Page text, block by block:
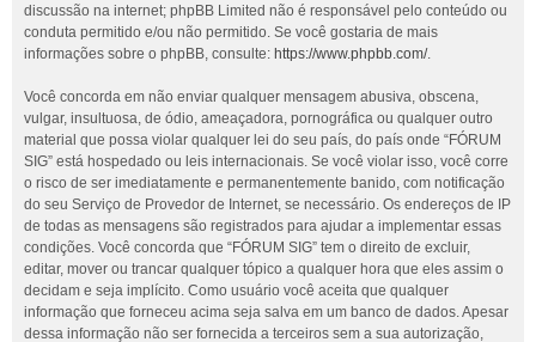
discussão na internet; phpBB Limited não é responsável pelo conteúdo ou
conduta permitido e/ou não permitido. Se você gostaria de mais
informações sobre o phpBB, consulte: https://www.phpbb.com/.
Você concorda em não enviar qualquer mensagem abusiva, obscena,
vulgar, insultuosa, de ódio, ameaçadora, pornográfica ou qualquer outro
material que possa violar qualquer lei do seu país, do país onde “FÓRUM
SIG” está hospedado ou leis internacionais. Se você violar isso, você corre
o risco de ser imediatamente e permanentemente banido, com notificação
do seu Serviço de Provedor de Internet, se necessário. Os endereços de IP
de todas as mensagens são registrados para ajudar a implementar essas
condições. Você concorda que “FÓRUM SIG” tem o direito de excluir,
editar, mover ou trancar qualquer tópico a qualquer hora que eles assim o
decidam e seja implícito. Como usuário você aceita que qualquer
informação que forneceu acima seja salva em um banco de dados. Apesar
dessa informação não ser fornecida a terceiros sem a sua autorização,